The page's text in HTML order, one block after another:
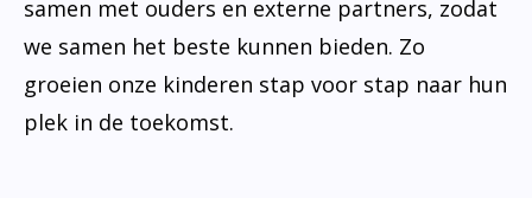
samen met ouders en externe partners, zodat
we samen het beste kunnen bieden. Zo
groeien onze kinderen stap voor stap naar hun
plek in de toekomst.